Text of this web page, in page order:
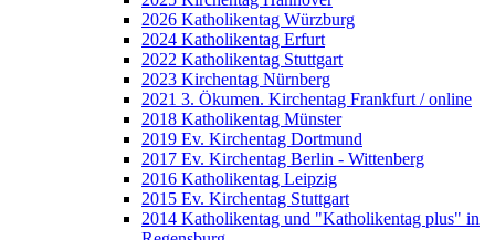
2026 Katholikentag Würzburg
2024 Katholikentag Erfurt
2022 Katholikentag Stuttgart
2023 Kirchentag Nürnberg
2021 3. Ökumen. Kirchentag Frankfurt / online
2018 Katholikentag Münster
2019 Ev. Kirchentag Dortmund
2017 Ev. Kirchentag Berlin - Wittenberg
2016 Katholikentag Leipzig
2015 Ev. Kirchentag Stuttgart
2014 Katholikentag und "Katholikentag plus" in